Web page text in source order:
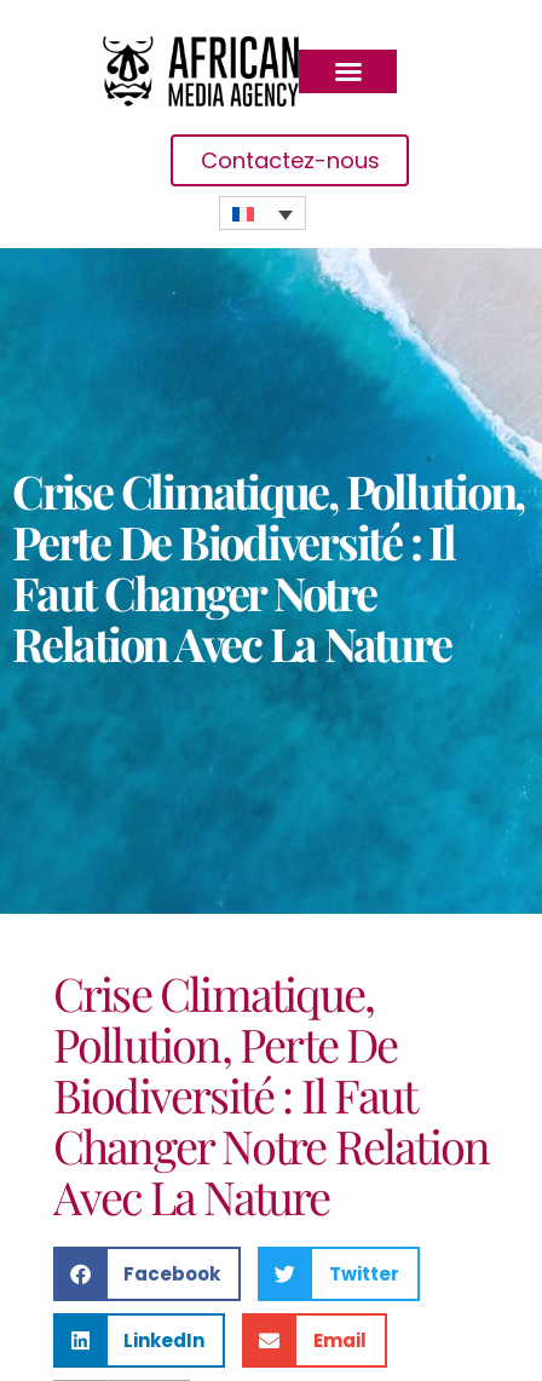
Contactez-nous
Crise Climatique, Pollution,
Perte De Biodiversité : Il
Faut Changer Notre
Relation Avec La Nature
Crise Climatique,
Pollution, Perte De
Biodiversité : Il Faut
Changer Notre Relation
Avec La Nature
Facebook Twitter
LinkedIn Email